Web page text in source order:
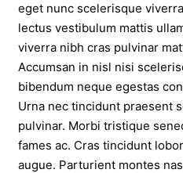
eget nunc scelerisque
lectus vestibulum mattis
viverra nibh cras pulvinar
Accumsan in nisl nisi
bibendum neque egestas
Urna nec tincidunt praesent
pulvinar. Morbi tristique
fames ac. Cras tincidunt
augue. Parturient montes